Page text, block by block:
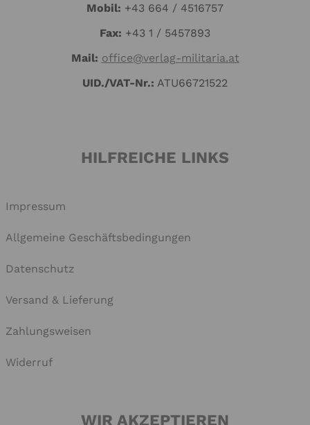
Mobil: +43 664 / 4516757
Fax: +43 1 / 5457893
Mail: office@verlag-militaria.at
UID./VAT-Nr.: ATU66721522
HILFREICHE LINKS
Impressum
Allgemeine Geschäftsbedingungen
Datenschutz
Versand & Lieferung
Zahlungsweisen
Widerruf
WIR AKZEPTIEREN